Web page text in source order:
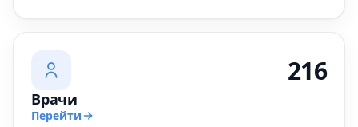
216
Врачи
Перейти